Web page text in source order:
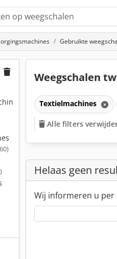
Gebruikte
Weegschalen
Textielmachines
Alle filters
Helaas geen
Wij informeren u per